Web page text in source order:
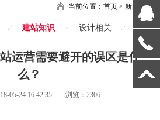
当前位置：首页 >新闻
建站知识 设计相关
运营需要避开的误区是什
么？
05-24 16:42:35 浏览：2306